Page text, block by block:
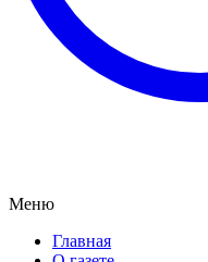
Меню
Главная